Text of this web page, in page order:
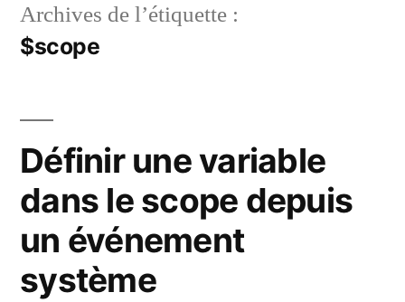
Archives de l’étiquette :
$scope
Définir une variable
dans le scope depuis
un événement
système